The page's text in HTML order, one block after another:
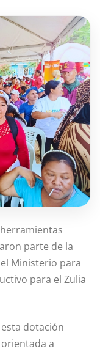
parte de la
Ministerio para
para el Zulia
dotación
a